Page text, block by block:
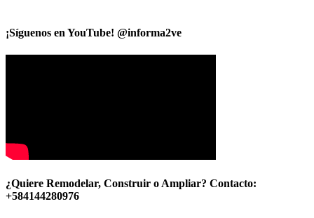
¡Síguenos en YouTube! @informa2ve
¿Quiere Remodelar, Construir o Ampliar? Contacto:
+584144280976